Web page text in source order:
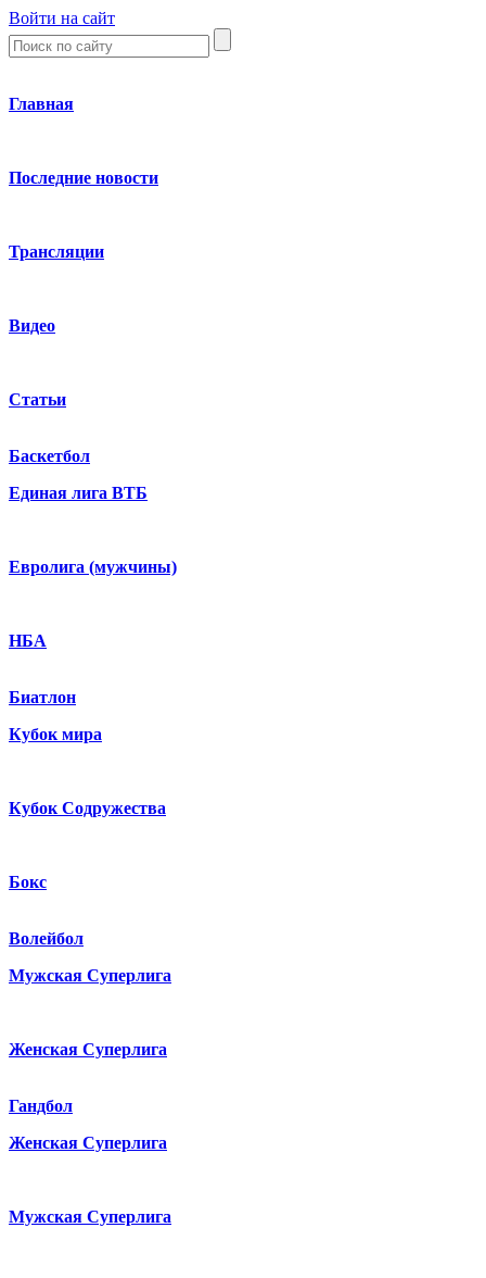
Войти на сайт
Главная
Последние новости
Трансляции
Видео
Статьи
Баскетбол
Единая лига ВТБ
Евролига (мужчины)
НБА
Биатлон
Кубок мира
Кубок Содружества
Бокс
Волейбол
Мужская Суперлига
Женская Суперлига
Гандбол
Женская Суперлига
Мужская Суперлига